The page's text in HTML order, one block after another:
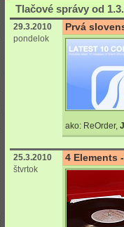
Tlačové správy od
29.3.2010
pondelok
Prvá
ako: ReOrder,
25.3.2010
štvrtok
4 Elements